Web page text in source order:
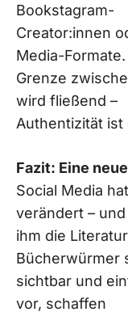
Bookstagram-
Creator:innen
Media-Formate.
Grenze
wird fließend –
Authentizität ist
Fazit: Eine
Social Media
verändert –
ihm die
Bücherwürmer
sichtbar und
vor, schaffen